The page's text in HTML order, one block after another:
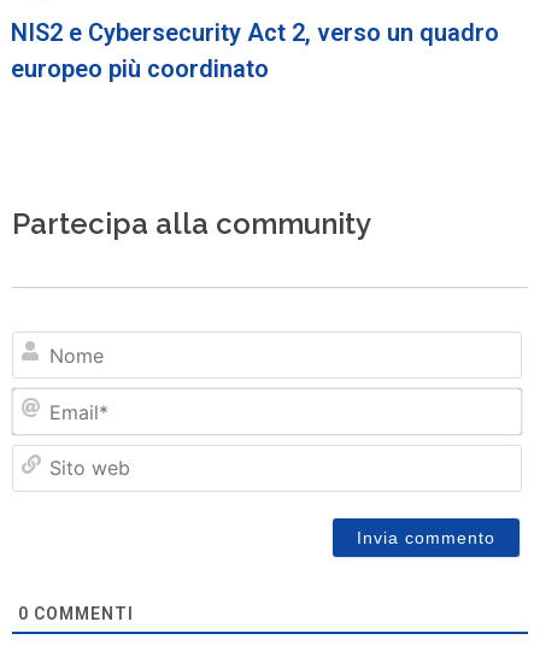
NIS2 e Cybersecurity Act 2, verso un quadro
europeo più coordinato
Partecipa alla community
0 COMMENTI